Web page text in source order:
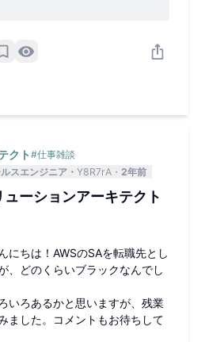
クト #仕事雑談
スエンジニア Y8R7rA 2年前
ューションアーキテクト
にちは！AWSのSAを転職先とし
、どのくらいブラックなんでし
いろあるかと思いますが、残業
ました。コメントもお待ちして